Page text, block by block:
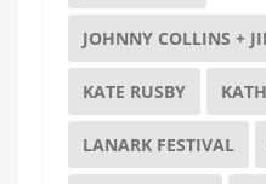
JOHNNY COLLINS +
KATE RUSBY
LANARK FESTIVAL